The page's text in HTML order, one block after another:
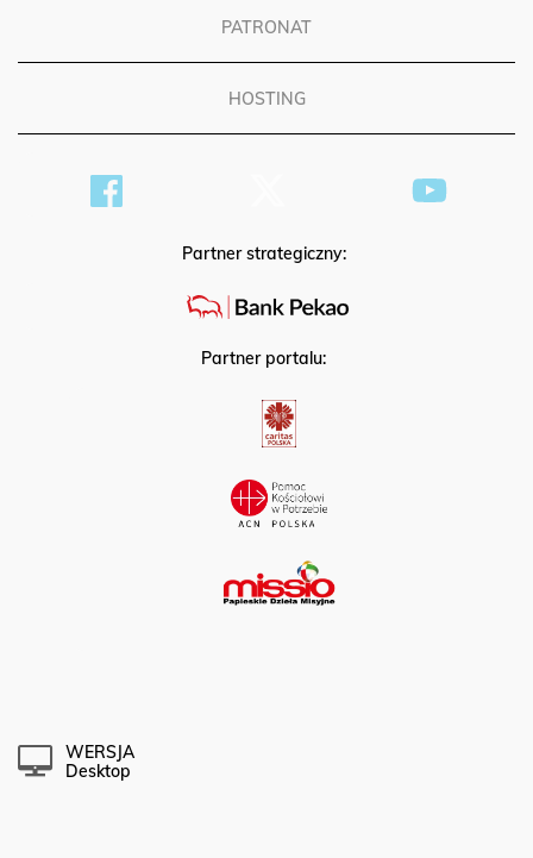
PATRONAT
HOSTING
Partner strategiczny:
Partner portalu:
WERSJA
Desktop